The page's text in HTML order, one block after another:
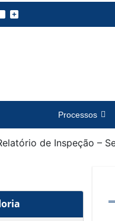
Processos
de Inspeção –